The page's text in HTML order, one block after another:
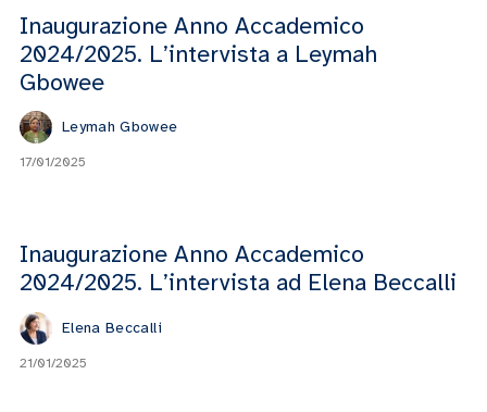
Inaugurazione Anno Accademico
2024/2025. L’intervista a Leymah
Gbowee
Leymah Gbowee
17/01/2025
Inaugurazione Anno Accademico
2024/2025. L’intervista ad Elena Beccalli
Elena Beccalli
21/01/2025